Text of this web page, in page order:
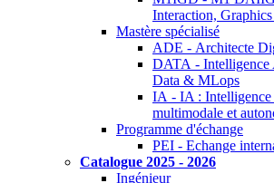
Interaction,
Mastère spécialisé
ADE - Architecte
DATA -
Data & MLops
IA - IA :
multimodale et
Programme d'échange
PEI - Echange
Catalogue 2025 - 2026
Ingénieur